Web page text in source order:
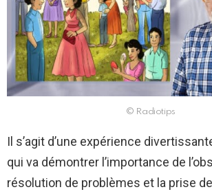
© Radiotips
Il s’agit d’une expérience
qui va démontrer l’importance de
résolution de problèmes et la prise